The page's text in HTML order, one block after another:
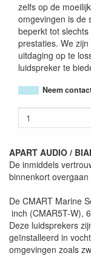
zelfs op de
omgevingen is de
beperkt tot
prestaties. We
uitdaging op te
luidspreker te
Neem
APART AUDIO /
De inmiddels
binnenkort
De CMART Marine
inch (CMAR5T-W),
Deze luidsprekers
geïnstalleerd in
omgevingen zoals